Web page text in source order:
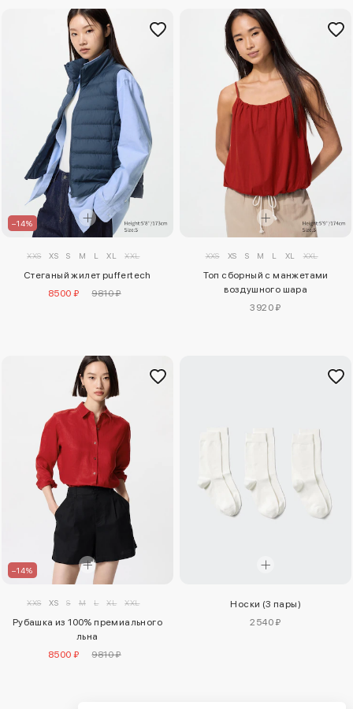
–14%
XXS XS S M L XL XXL
Стеганый жилет puffertech
8500 ₽
9810 ₽
XXS XS S M L XL XXL
Топ сборный с манжетами
воздушного шара
3920 ₽
–14%
XXS XS S M L XL XXL
Рубашка из 100% премиального
льна
8500 ₽
9810 ₽
Носки (3 пары)
2540 ₽